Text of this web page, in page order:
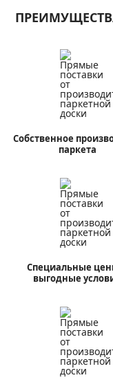
Собственное
паркета
Cпециальные
выгодные